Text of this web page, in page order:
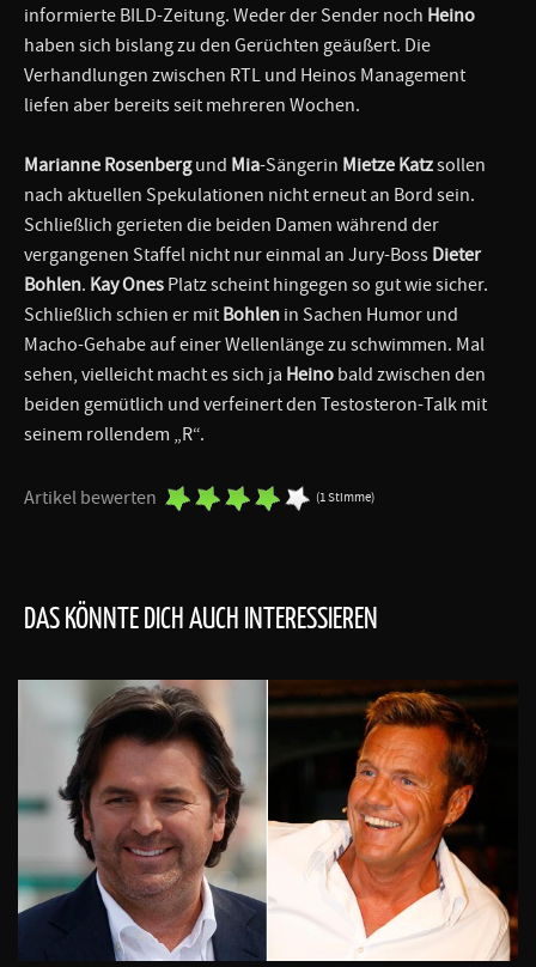
informierte BILD-Zeitung. Weder der Sender noch Heino
haben sich bislang zu den Gerüchten geäußert. Die
Verhandlungen zwischen RTL und Heinos Management
liefen aber bereits seit mehreren Wochen.
Marianne Rosenbergund Mia-Sängerin Mietze Katzsollen
nach aktuellen Spekulationen nicht erneut an Bord sein.
Schließlich gerieten die beiden Damen während der
vergangenen Staffel nicht nur einmal an Jury-Boss Dieter
Bohlen. Kay Ones Platz scheint hingegen so gut wie sicher.
Schließlich schien er mit Bohlen in Sachen Humor und
Macho-Gehabe auf einer Wellenlänge zu schwimmen. Mal
sehen, vielleicht macht es sich ja Heino bald zwischen den
beiden gemütlich und verfeinert den Testosteron-Talk mit
seinem rollendem „R“.
Artikel bewerten (1 Stimme)
DAS KÖNNTE DICH AUCH INTERESSIEREN